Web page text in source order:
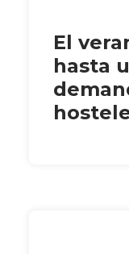
El
hasta